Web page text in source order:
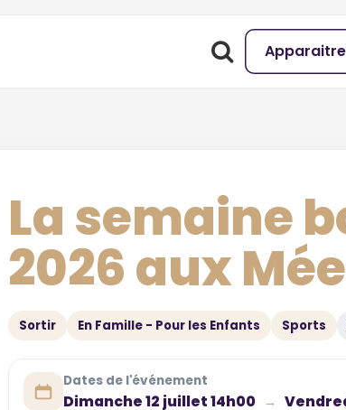
La semaine
2026 aux
Sortir En Famille - Pour les Enfants Sports
Dates de l'événement
Dimanche 12 juillet 14h00 →